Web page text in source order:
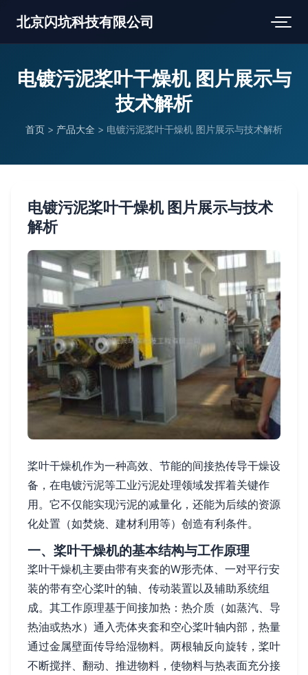
北京闪坑科技有限公司
电镀污泥桨叶干燥机 图片展示与
技术解析
首页 > 产品大全 > 电镀污泥桨叶干燥机 图片展示与技术解析
电镀污泥桨叶干燥机 图片展示与技术
解析
桨叶干燥机作为一种高效、节能的间接热传导干燥设
备，在电镀污泥等工业污泥处理领域发挥着关键作
用。它不仅能实现污泥的减量化，还能为后续的资源
化处置（如焚烧、建材利用等）创造有利条件。
一、桨叶干燥机的基本结构与工作原理
桨叶干燥机主要由带有夹套的W形壳体、一对平行安
装的带有空心桨叶的轴、传动装置以及辅助系统组
成。其工作原理基于间接加热：热介质（如蒸汽、导
热油或热水）通入壳体夹套和空心桨叶轴内部，热量
通过金属壁面传导给湿物料。两根轴反向旋转，桨叶
不断搅拌、翻动、推进物料，使物料与热表面充分接